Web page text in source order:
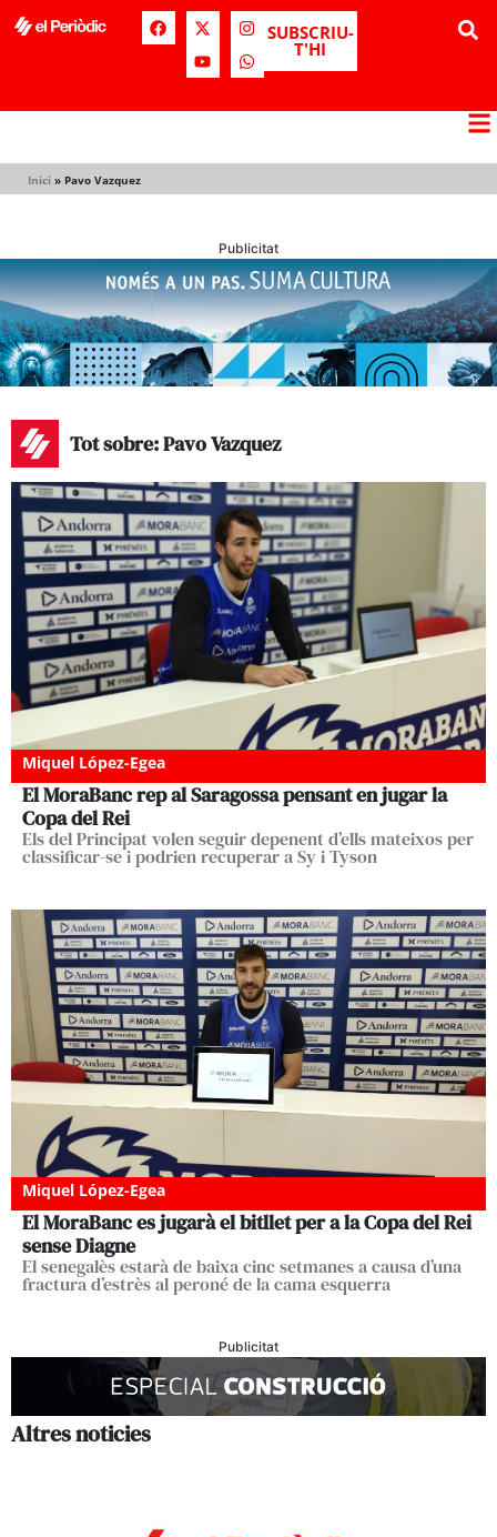
SUBSCRIU-
T'HI
Inici » Pavo Vazquez
Publicitat
Tot sobre: Pavo Vazquez
Miquel López-Egea
El MoraBanc rep al Saragossa pensant en jugar la
Copa del Rei
Els del Principat volen seguir depenent d’ells mateixos per
classificar-se i podrien recuperar a Sy i Tyson
Miquel López-Egea
El MoraBanc es jugarà el bitllet per a la Copa del Rei
sense Diagne
El senegalès estarà de baixa cinc setmanes a causa d’una
fractura d’estrès al peroné de la cama esquerra
Publicitat
Altres noticies